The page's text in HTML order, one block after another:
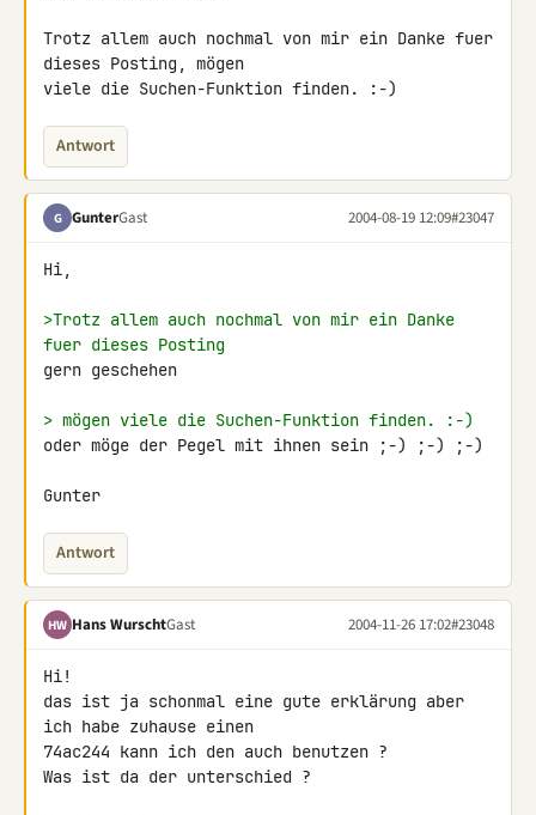
Trotz allem auch nochmal von mir ein Danke fuer
dieses Posting, mögen
viele die Suchen-Funktion finden. :-)
Antwort
G GunterGast 2004-08-19 12:09#23047
Hi,
>Trotz allem auch nochmal von mir ein Danke
fuer dieses Posting
gern geschehen
> mögen viele die Suchen-Funktion finden. :-)
oder möge der Pegel mit ihnen sein ;-) ;-) ;-)
Gunter
Antwort
HW Hans WurschtGast 2004-11-26 17:02#23048
Hi!
das ist ja schonmal eine gute erklärung aber
ich habe zuhause einen
74ac244 kann ich den auch benutzen ?
Was ist da der unterschied ?